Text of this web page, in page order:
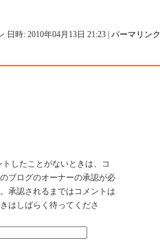
日時: 2010年04月13日 21:23 パーマリンク
したことがないときは、コ
ブログのオーナーの承認が必
承認されるまではコメントは
はしばらく待ってくださ